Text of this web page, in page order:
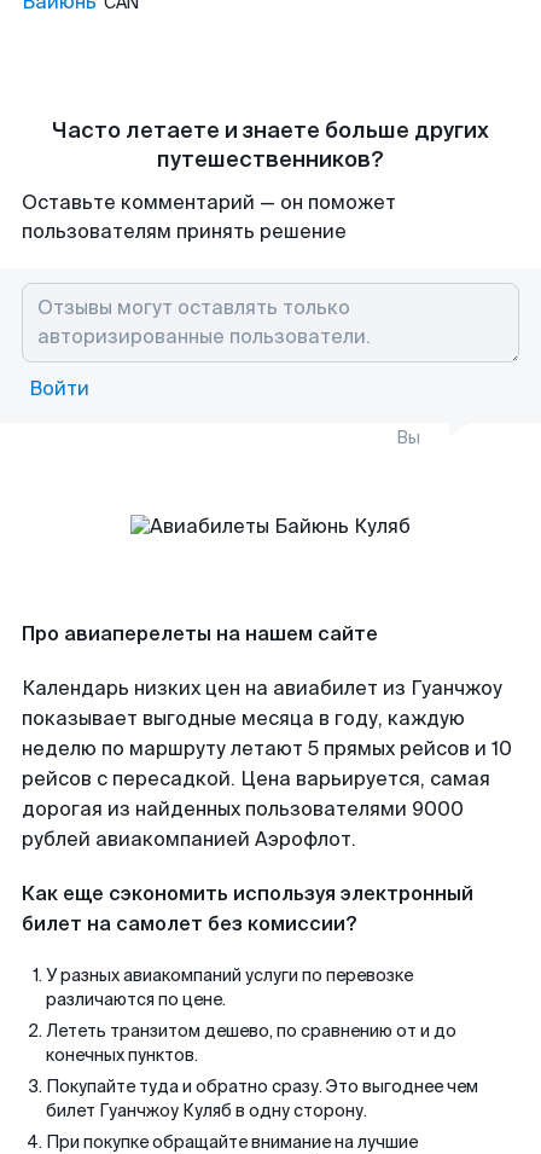
Часто летаете и знаете больше других
путешественников?
Оставьте комментарий — он поможет
пользователям принять решение
Войти
Вы
Про авиаперелеты на нашем сайте
Календарь низких цен на авиабилет из Гуанчжоу
показывает выгодные месяца в году, каждую
неделю по маршруту летают 5 прямых рейсов и 10
рейсов с пересадкой. Цена варьируется, самая
дорогая из найденных пользователями 9000
рублей авиакомпанией Аэрофлот.
Как еще сэкономить используя электронный
билет на самолет без комиссии?
У разных авиакомпаний услуги по перевозке
различаются по цене.
Лететь транзитом дешево, по сравнению от и до
конечных пунктов.
Покупайте туда и обратно сразу. Это выгоднее чем
билет Гуанчжоу Куляб в одну сторону.
При покупке обращайте внимание на лучшие